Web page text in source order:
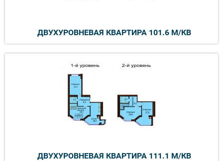
ДВУХУРОВНЕВАЯ КВАРТИРА 101.6 М/КВ
ДВУХУРОВНЕВАЯ КВАРТИРА 111.1 М/КВ